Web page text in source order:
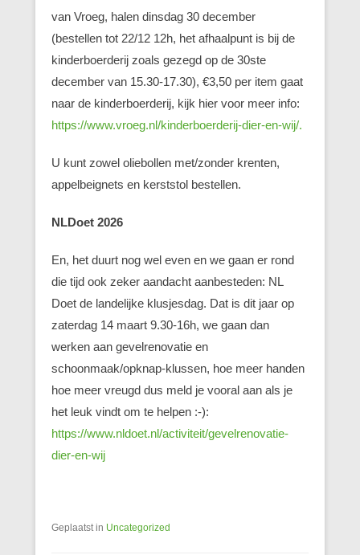
van Vroeg, halen dinsdag 30 december
(bestellen tot 22/12 12h, het afhaalpunt is bij de
kinderboerderij zoals gezegd op de 30ste
december van 15.30-17.30), €3,50 per item gaat
naar de kinderboerderij, kijk hier voor meer info:
https://www.vroeg.nl/kinderboerderij-dier-en-wij/.
U kunt zowel oliebollen met/zonder krenten,
appelbeignets en kerststol bestellen.
NLDoet 2026
En, het duurt nog wel even en we gaan er rond
die tijd ook zeker aandacht aanbesteden: NL
Doet de landelijke klusjesdag. Dat is dit jaar op
zaterdag 14 maart 9.30-16h, we gaan dan
werken aan gevelrenovatie en
schoonmaak/opknap-klussen, hoe meer handen
hoe meer vreugd dus meld je vooral aan als je
het leuk vindt om te helpen :-):
https://www.nldoet.nl/activiteit/gevelrenovatie-
dier-en-wij
Geplaatst in Uncategorized